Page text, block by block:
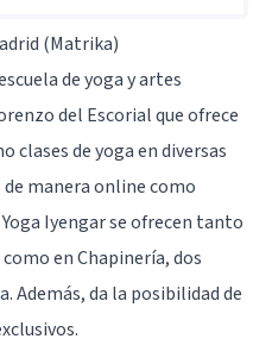
(Matrika)
de yoga y artes
del Escorial que ofrece
clases de yoga en diversas
manera online como
Iyengar se ofrecen tanto
en Chapinería, dos
Además, da la posibilidad de